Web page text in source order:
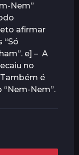
Nem”
afirmar
“Só
e] – A
no
é
Nem”.